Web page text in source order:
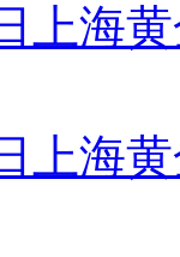
上海
上海